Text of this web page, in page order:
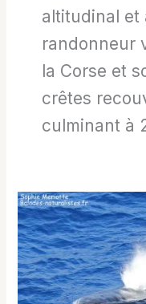
altitudinal et
randonneur
la Corse et
crêtes
culminant à